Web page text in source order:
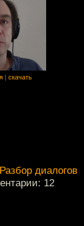
скачать
диалогов
12